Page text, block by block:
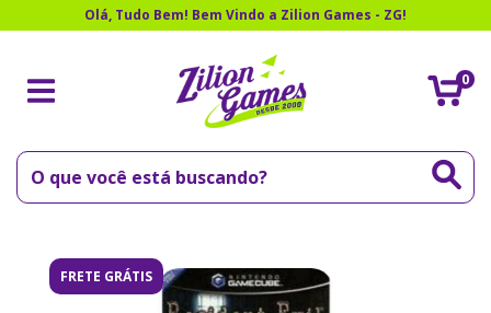
Olá, Tudo Bem! Bem Vindo a Zilion Games - ZG!
0
FRETE GRÁTIS